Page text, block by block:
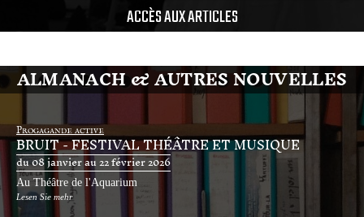
ACCÈS AUX ARTICLES
ALMANACH & AUTRES NOUVELLES
Progagande active
BRUIT - FESTIVAL THÉÂTRE ET MUSIQUE
du 08 janvier au 22 février 2026
Au Théâtre de l'Aquarium
Lesen Sie mehr